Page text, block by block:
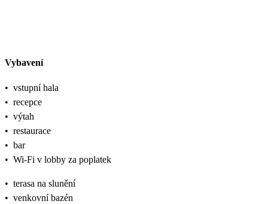
Vybavení
• vstupní hala
• recepce
• výtah
• restaurace
• bar
• Wi-Fi v lobby za poplatek
• terasa na slunění
• venkovní bazén